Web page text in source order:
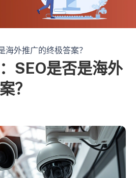
海外推广的终极答案？
SEO是否是海外
？